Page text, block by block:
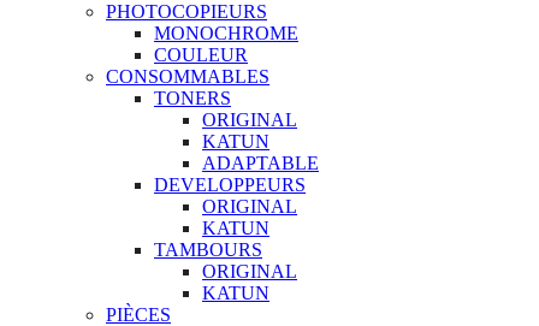
PHOTOCOPIEURS
MONOCHROME
COULEUR
CONSOMMABLES
TONERS
ORIGINAL
KATUN
ADAPTABLE
DEVELOPPEURS
ORIGINAL
KATUN
TAMBOURS
ORIGINAL
KATUN
PIÈCES